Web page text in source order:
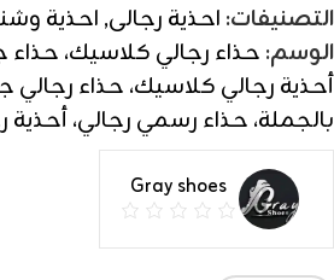
التصنيفات: احذية رجالى, احذية
الوسم: حذاء رجالي كلاسيك، حذاء
أحذية رجالي كلاسيك، حذاء رجالي
بالجملة، حذاء رسمي رجالي، أحذية
Gray shoes